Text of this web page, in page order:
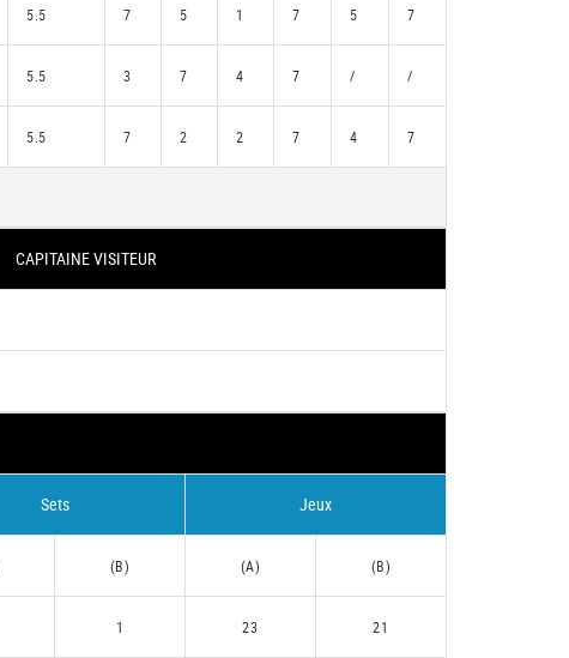
5.5 7 5 1 7 5 7
5.5 3 7 4 7 / /
5.5 7 2 2 7 4 7
CAPITAINE VISITEUR
Sets Jeux
(B) (A) (B)
1 23 21